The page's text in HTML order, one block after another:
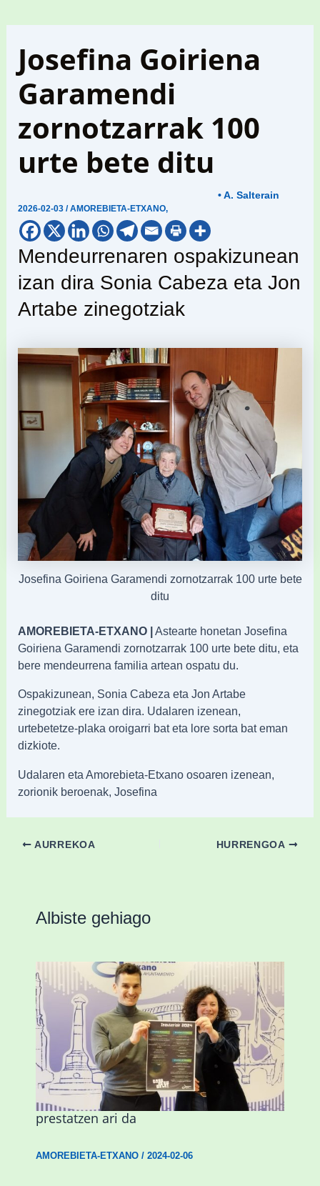
Josefina Goiriena
Garamendi
zornotzarrak 100
urte bete ditu
2026-02-03/AMOREBIETA-ETXANO,
• A. Salterain
Mendeurrenaren ospakizunean
izan dira Sonia Cabeza eta Jon
Artabe zinegotziak
Josefina Goiriena Garamendi zornotzarrak 100 urte bete
ditu
AMOREBIETA-ETXANO |Astearte honetan Josefina
Goiriena Garamendi zornotzarrak 100 urte bete ditu, eta
bere mendeurrena familia artean ospatu du.
Ospakizunean, Sonia Cabeza eta Jon Artabe
zinegotziak ere izan dira. Udalaren izenean,
urtebetetze-plaka oroigarri bat eta lore sorta bat eman
dizkiote.
Udalaren eta Amorebieta-Etxano osoaren izenean,
zorionik beroenak, Josefina
AURREKOA HURRENGOA
Albiste gehiago
Amorebieta musikaz, kolorez eta
alaitasunez beteriko inauterietarako
prestatzen ari da
AMOREBIETA-ETXANO/ 2024-02-06